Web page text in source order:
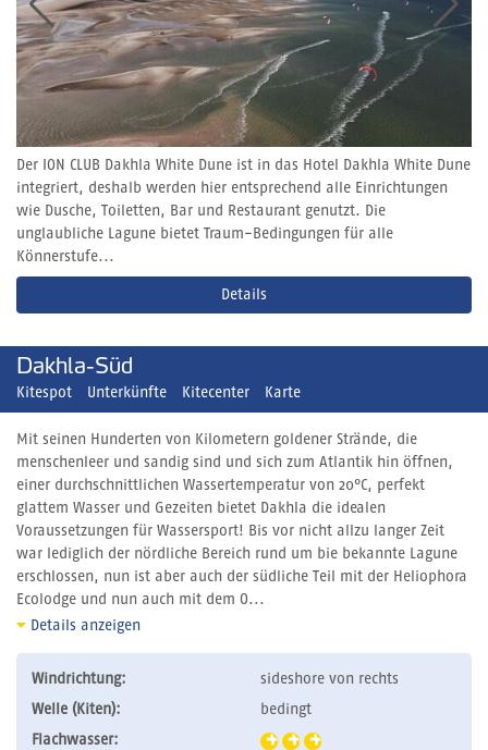
Der ION CLUB Dakhla White Dune ist in das Hotel Dakhla White Dune
integriert, deshalb werden hier entsprechend alle Einrichtungen
wie Dusche, Toiletten, Bar und Restaurant genutzt. Die
unglaubliche Lagune bietet Traum-Bedingungen für alle
Könnerstufe...
Details
Dakhla-Süd
Kitespot Unterkünfte Kitecenter Karte
Mit seinen Hunderten von Kilometern goldener Strände, die
menschenleer und sandig sind und sich zum Atlantik hin öffnen,
einer durchschnittlichen Wassertemperatur von 20°C, perfekt
glattem Wasser und Gezeiten bietet Dakhla die idealen
Voraussetzungen für Wassersport! Bis vor nicht allzu langer Zeit
war lediglich der nördliche Bereich rund um bie bekannte Lagune
erschlossen, nun ist aber auch der südliche Teil mit der Heliophora
Ecolodge und nun auch mit dem O...
Details anzeigen
Windrichtung:
sideshore von rechts
Welle (Kiten):
bedingt
Flachwasser: